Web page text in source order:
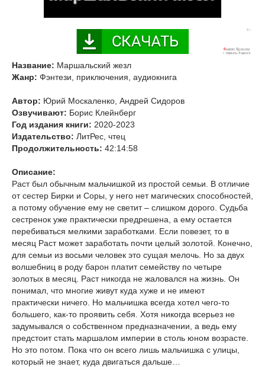
Название: Маршальский жезл
Жанр: Фэнтези, приключения, аудиокнига
Автор: Юрий Москаленко, Андрей Сидоров
Озвучивают: Борис Клейнберг
Год издания книги: 2020-2023
Издательство: ЛитРес, чтец
Продолжительность: 42:14:58
Описание:
Раст был обычным мальчишкой из простой семьи. В отличие
от сестер Бирки и Соры, у него нет магических способностей,
а потому обучение ему не светит – слишком дорого. Судьба
сестренок уже практически предрешена, а ему остается
перебиваться мелкими заработками. Если повезет, то в
месяц Раст может заработать почти целый золотой. Конечно,
для семьи из восьми человек это сущая мелочь. Но за двух
волшебниц в роду барон платит семейству по четыре
золотых в месяц. Раст никогда не жаловался на жизнь. Он
понимал, что многие живут куда хуже и не имеют
практически ничего. Но мальчишка всегда хотел чего-то
большего, как-то проявить себя. Хотя никогда всерьез не
задумывался о собственном предназначении, а ведь ему
предстоит стать маршалом империи в столь юном возрасте.
Но это потом. Пока что он всего лишь мальчишка с улицы,
который не знает, куда двигаться дальше…